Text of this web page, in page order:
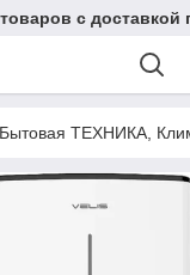
с доставкой
Бытовая ТЕХНИКА,